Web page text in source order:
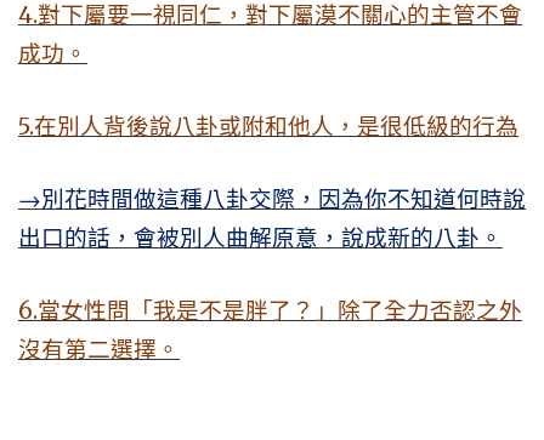
4.對下屬要一視同仁，對下屬漠不關心的主管不會
成功。
5.在別人背後說八卦或附和他人，是很低級的行為
→別花時間做這種八卦交際，因為你不知道何時說
出口的話，會被別人曲解原意，說成新的八卦。
6.當女性問「我是不是胖了？」除了全力否認之外
沒有第二選擇。